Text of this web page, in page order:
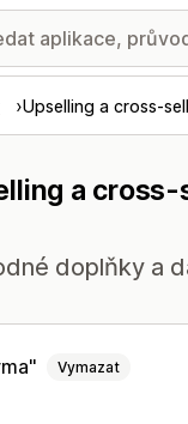
Upselling a cross-
a
doplňky a
Vymazat